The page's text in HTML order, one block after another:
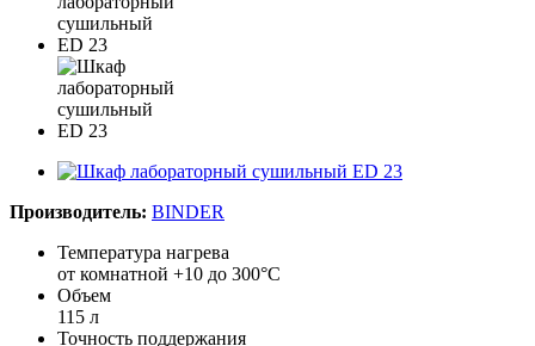
Производитель: BINDER
Температура нагрева
от комнатной +10 до 300°С
Объем
115 л
Точность поддержания